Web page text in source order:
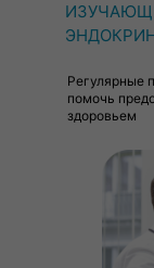
Регулярные
помочь
здоровьем